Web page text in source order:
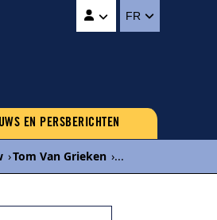
FR
EN PERSBERICHTEN
›Tom Van Grieken ›...